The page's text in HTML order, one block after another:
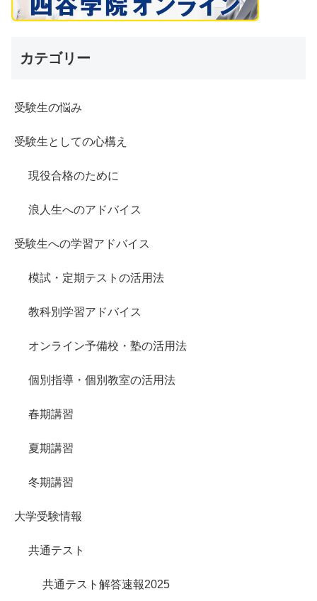
カテゴリー
受験生の悩み
受験生としての心構え
現役合格のために
浪人生へのアドバイス
受験生への学習アドバイス
模試・定期テストの活用法
教科別学習アドバイス
オンライン予備校・塾の活用法
個別指導・個別教室の活用法
春期講習
夏期講習
冬期講習
大学受験情報
共通テスト
共通テスト解答速報2025